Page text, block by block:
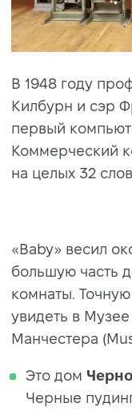
В 1948 году
Килбурн и сэр
первый
Коммерческий
на целых 32
«Baby» весил
большую часть
комнаты.
увидеть в
Манчестера
Это дом
Черные